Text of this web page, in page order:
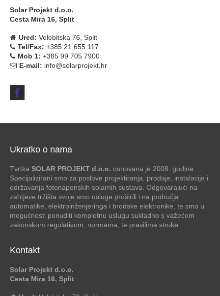
Solar Projekt d.o.o.
Cesta Mira 16, Split
Ured: Velebitska 76, Split
Tel/Fax: +385 21 655 117
Mob 1: +385 99 705 7900
E-mail: info@solarprojekt.hr
Ukratko o nama
Tvrtka SOLAR PROJEKT d.o.o. osnovana je 2008. godine.
Specijalizirani smo za poslove projektiranja, prodaje, instalacije i
održavanja fotonaponskih solarnih sustava. Odgovarajući na
zahtjeve tržišta svoje smo usluge proširili i na područja
automatike, elektroinženjeringa i brodske elektronike, te smo u
mogućnosti ponuditi kompletnu uslugu sukladno s važećom
zakonskom regulativom, normama, te pravilima struke.
Kontakt
Solar Projekt d.o.o.
Cesta Mira 16, Split